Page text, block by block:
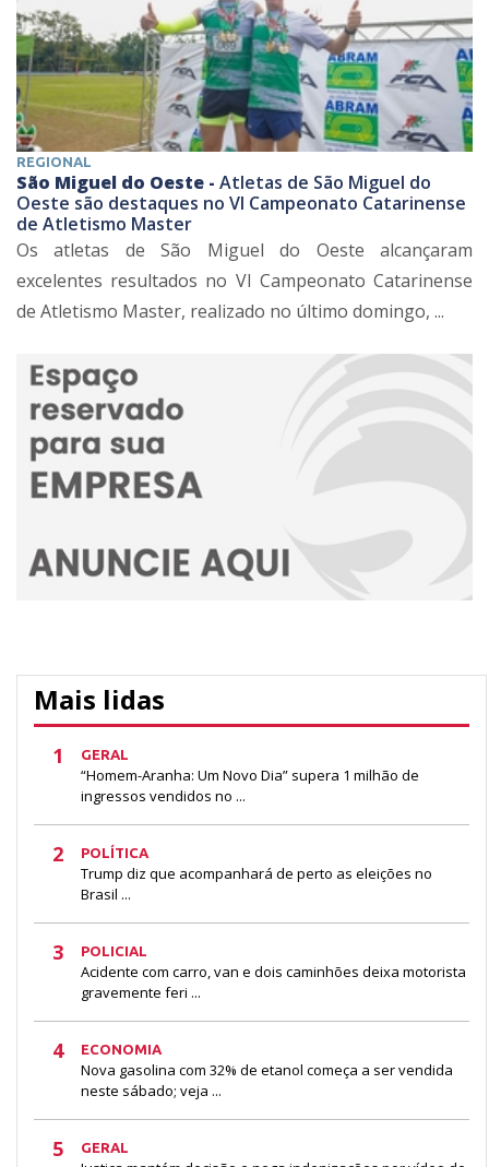
REGIONAL
São Miguel do Oeste - Atletas de São Miguel do
Oeste são destaques no VI Campeonato Catarinense
de Atletismo Master
Os atletas de São Miguel do Oeste alcançaram
excelentes resultados no VI Campeonato Catarinense
de Atletismo Master, realizado no último domingo, ...
Mais lidas
1 GERAL
“Homem-Aranha: Um Novo Dia” supera 1 milhão de
ingressos vendidos no ...
2 POLÍTICA
Trump diz que acompanhará de perto as eleições no
Brasil ...
3 POLICIAL
Acidente com carro, van e dois caminhões deixa motorista
gravemente feri ...
4 ECONOMIA
Nova gasolina com 32% de etanol começa a ser vendida
neste sábado; veja ...
5 GERAL